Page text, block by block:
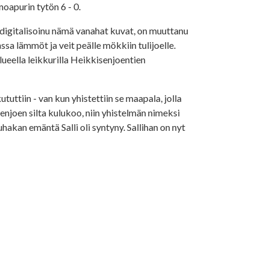
tytön 6 - 0.
nämä vanahat kuvat, on muuttanu
lämmöt ja veit peälle mökkiin tulijoelle.
leikkurilla Heikkisenjoentien
- van kun yhistettiin se maapala, jolla
silta kulukoo, niin yhistelmän nimeksi
emäntä Salli oli syntyny. Sallihan on nyt